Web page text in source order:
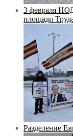
3 февраля
площади
Разделение